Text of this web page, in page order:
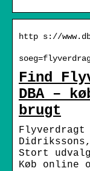
http s://
Find
DBA –
brugt
Stort
Køb online